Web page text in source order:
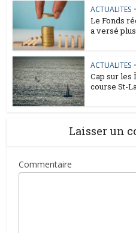
ACTUALITES •
Le Fonds
a versé
ACTUALITES •
Cap sur les
course St-
Laisser un
Commentaire